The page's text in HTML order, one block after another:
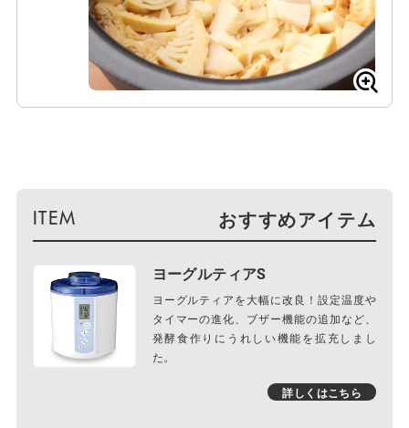
おすすめアイテム
ヨーグルティアS
ヨーグルティアを大幅に改良！設定温度や
タイマーの進化、ブザー機能の追加など、
発酵食作りにうれしい機能を拡充しまし
た。
詳しくはこちら